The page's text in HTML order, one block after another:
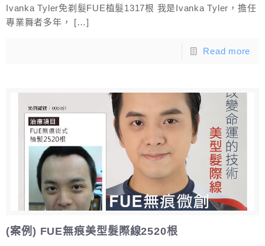
Ivanka Tyler免剃髮FUE植髮1317根 我是Ivanka Tyler，擔任
專業舞者多年，
[…]
Read more
(案例) FUE無痕美型髮際線2520根